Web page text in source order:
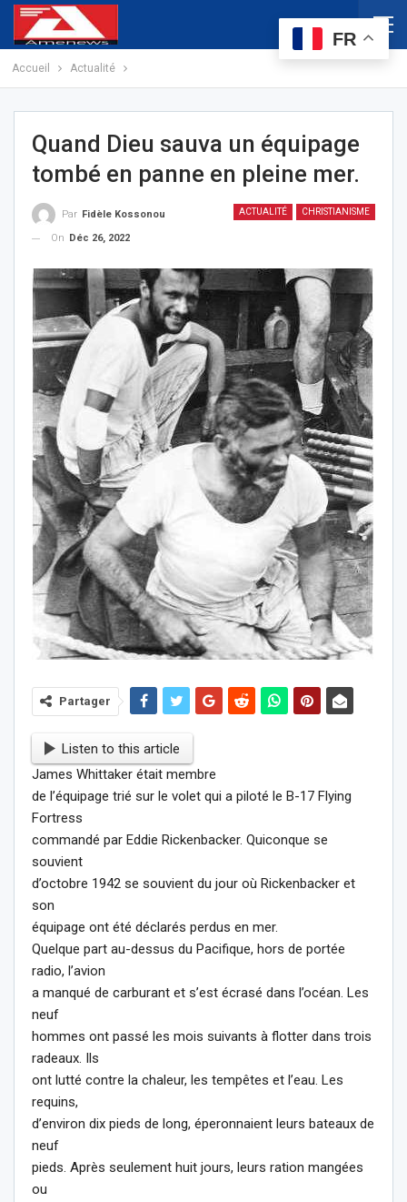
Accueil Actualité
Quand Dieu sauva un équipage
tombé en panne en pleine mer.
ACTUALITÉ CHRISTIANISME
Par Fidèle Kossonou
On
Déc 26, 2022
Partager
Listen to this article
James Whittaker était membre
de l’équipage trié sur le volet qui a piloté le B-17 Flying
Fortress
commandé par Eddie Rickenbacker. Quiconque se
souvient
d’octobre 1942 se souvient du jour où Rickenbacker et
son
équipage ont été déclarés perdus en mer.
Quelque part au-dessus du Pacifique, hors de portée
radio, l’avion
a manqué de carburant et s’est écrasé dans l’océan. Les
neuf
hommes ont passé les mois suivants à flotter dans trois
radeaux. Ils
ont lutté contre la chaleur, les tempêtes et l’eau. Les
requins,
d’environ dix pieds de long, éperonnaient leurs bateaux de
neuf
pieds. Après seulement huit jours, leurs ration mangées
ou
FR